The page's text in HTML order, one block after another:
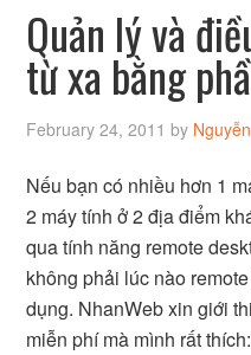
Quản lý và
từ xa bằng
February 24, 2011 by
Nếu bạn có nhiều hơn 1
2 máy tính ở 2 địa điểm
qua tính năng remote
không phải lúc nào
dụng. NhanWeb xin giới
miễn phí mà mình rất